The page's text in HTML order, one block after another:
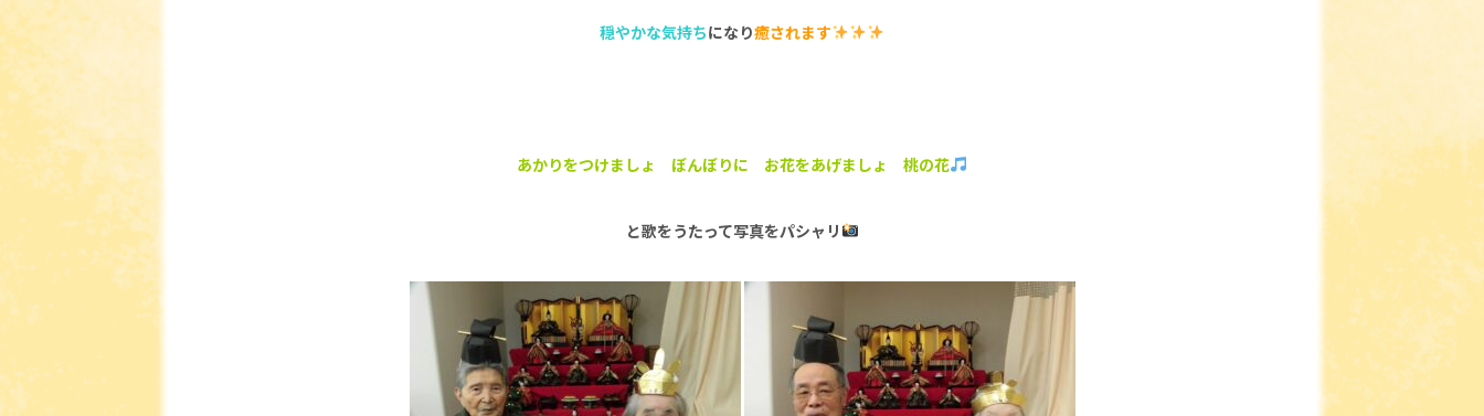
穏やかな気持ちになり癒されます
あかりをつけましょ ぼんぼりに お花をあげましょ 桃の花
と歌をうたって写真をパシャリ